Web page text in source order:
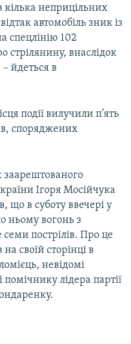
кілька неприцільних
автомобіль зник із
спецлінію 102
стрілянину, внаслідок
йдеться в
події вилучили п’ять
споряджених
Ігоря Мосійчука
що в суботу ввечері у
ньому вогонь з
семи пострілів. Про це
своїй сторінці в
невідомі
лідера партії